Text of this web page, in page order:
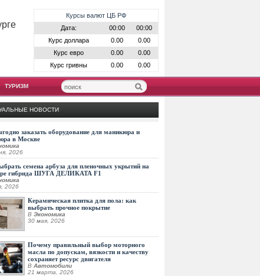
Курсы валют ЦБ РФ
Дата:
00:00
00:00
Курс доллара
0.00
0.00
Курс евро
0.00
0.00
Курс гривны
0.00 0.00
ТУРИЗМ
НОВОСТИ
заказать оборудование для маникюра и
в Москве
2026
семена арбуза для пленочных укрытий на
гибрида ШУГА ДЕЛИКАТА F1
2026
Керамическая плитка для пола: как
выбрать прочное покрытие
В Экономика
30 мая, 2026
Почему правильный выбор моторного
масла по допускам, вязкости и качеству
сохраняет ресурс двигателя
В Автомобили
21 марта, 2026